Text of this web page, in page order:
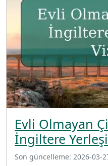
Evli Olmayan
İngiltere
Son güncelleme: 2026-03-